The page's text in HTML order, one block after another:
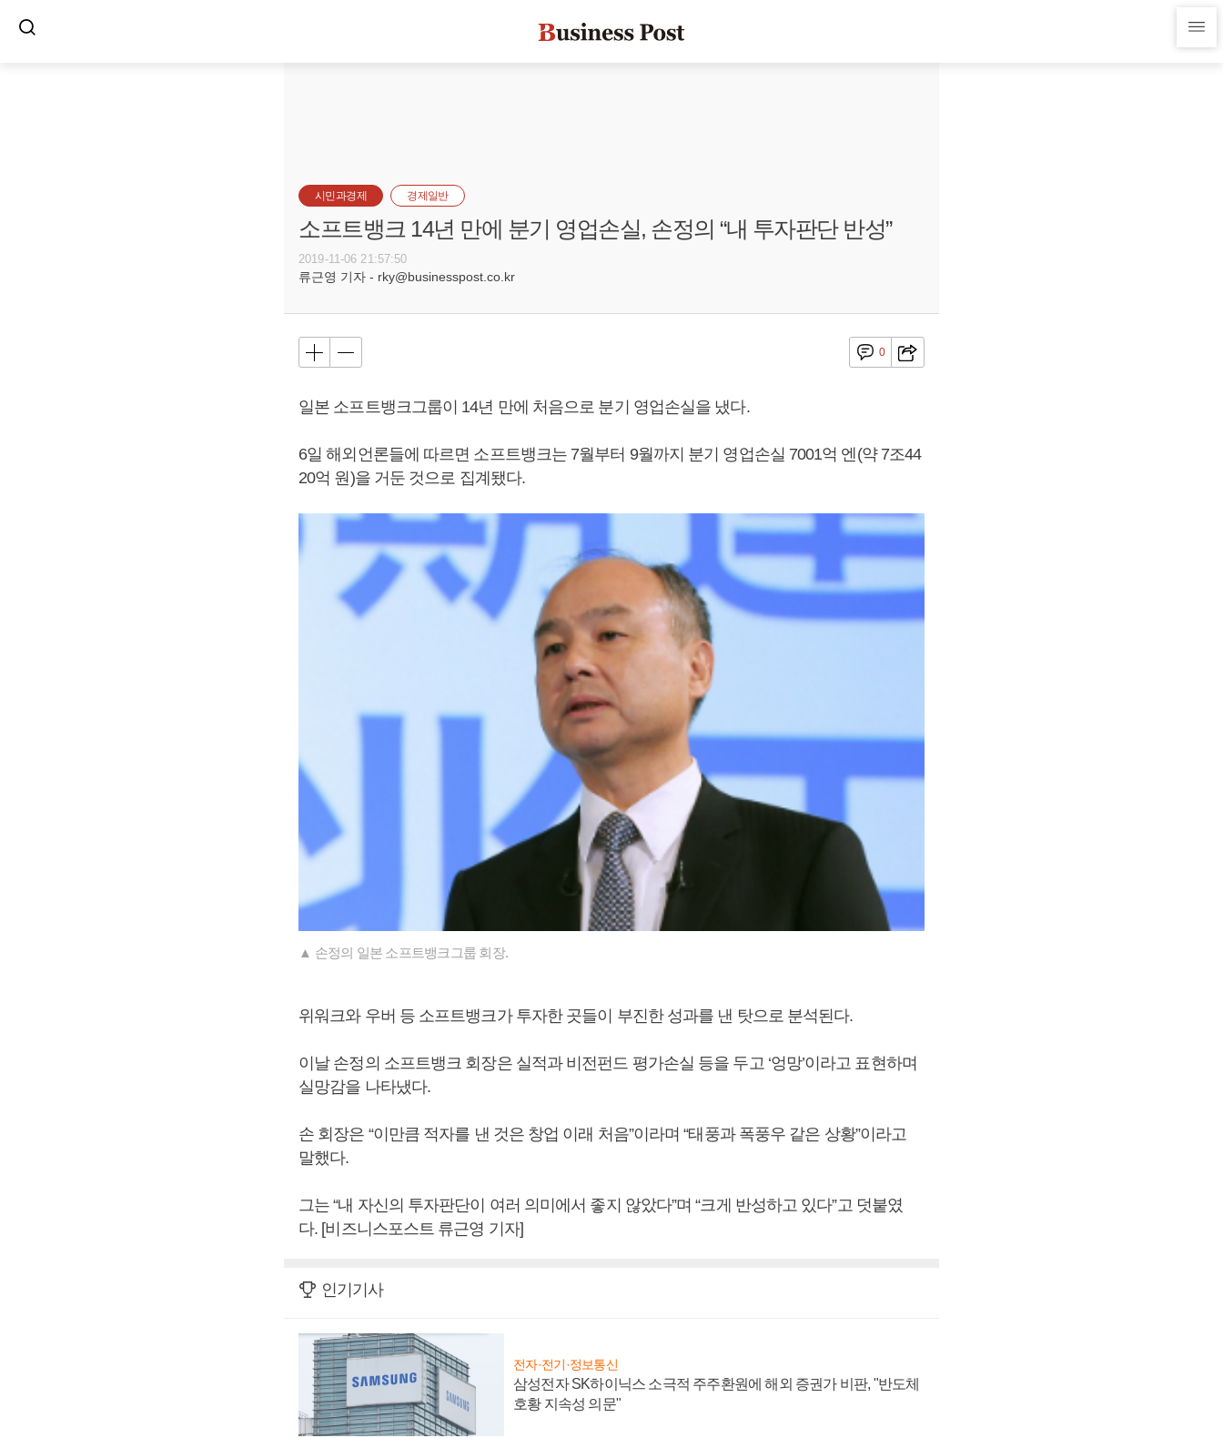
시민과경제 경제일반
소프트뱅크 14년 만에 분기 영업손실, 손정의 “내 투자판단 반성”
2019-11-06 21:57:50
류근영 기자 - rky@businesspost.co.kr
0
일본 소프트뱅크그룹이 14년 만에 처음으로 분기 영업손실을 냈다.
6일 해외언론들에 따르면 소프트뱅크는 7월부터 9월까지 분기 영업손실 7001억 엔(약 7조44
20억 원)을 거둔 것으로 집계됐다.
▲ 손정의 일본 소프트뱅크그룹 회장.
위워크와 우버 등 소프트뱅크가 투자한 곳들이 부진한 성과를 낸 탓으로 분석된다.
이날 손정의 소프트뱅크 회장은 실적과 비전펀드 평가손실 등을 두고 ‘엉망’이라고 표현하며
실망감을 나타냈다.
손 회장은 “이만큼 적자를 낸 것은 창업 이래 처음”이라며 “태풍과 폭풍우 같은 상황”이라고
말했다.
그는 “내 자신의 투자판단이 여러 의미에서 좋지 않았다”며 “크게 반성하고 있다”고 덧붙였
다. [비즈니스포스트 류근영 기자]
인기기사
전자·전기·정보통신
삼성전자 SK하이닉스 소극적 주주환원에 해외 증권가 비판, "반도체
호황 지속성 의문"